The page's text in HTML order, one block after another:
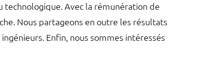
technologique. Avec la rémunération de
Nous partageons en outre les résultats
Enfin, nous sommes intéressés